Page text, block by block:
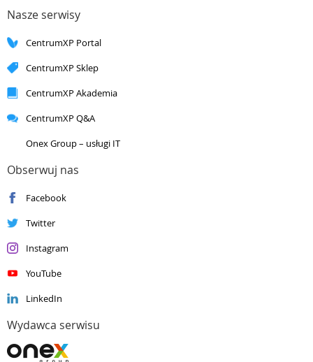
Gold Cloud Productivity
Gold Small and Midmarket Cloud Solutions
Silver
Silver Application Integration
Silver Cloud Platform
Silver Collaboration and Content
Data Platform
Silver DevOps
Silver Enterprise Mobility Management
Nasze serwisy
CentrumXP Portal
CentrumXP Sklep
CentrumXP Akademia
CentrumXP Q&A
Onex Group – usługi IT
Obserwuj nas
Facebook
Twitter
Instagram
YouTube
LinkedIn
Wydawca serwisu